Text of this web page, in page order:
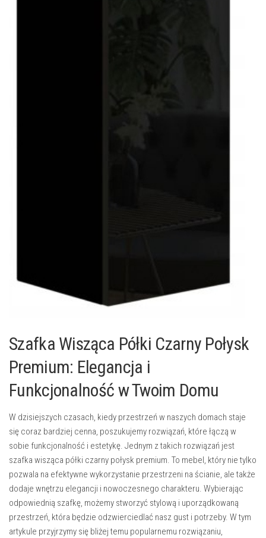
Szafka Wisząca Półki Czarny Połysk
Premium: Elegancja i
Funkcjonalność w Twoim Domu
W dzisiejszych czasach, kiedy przestrzeń w naszych domach staje
się coraz bardziej cenna, poszukujemy rozwiązań, które łączą w
sobie funkcjonalność i estetykę. Jednym z takich rozwiązań jest
szafka wisząca półki czarny połysk premium. To mebel, który nie tylko
pozwala na efektywne wykorzystanie przestrzeni na ścianie, ale także
dodaje wnętrzu elegancji i nowoczesnego charakteru. Wybierając
odpowiednią szafkę, możemy stworzyć stylową i uporządkowaną
przestrzeń, która będzie odzwierciedlać nasz gust i potrzeby. W tym
artykule przyjrzymy się bliżej temu popularnemu rozwiązaniu,